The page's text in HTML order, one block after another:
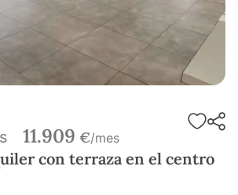
11.909 €/mes
con terraza en el centro